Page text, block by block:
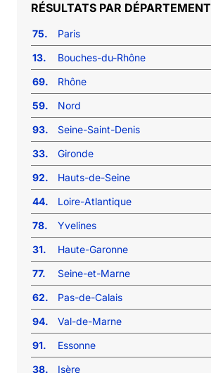
RÉSULTATS PAR DÉPARTEMENT
75.
Paris
13.
Bouches-du-Rhône
69.
Rhône
59.
Nord
93.
Seine-Saint-Denis
33.
Gironde
92.
Hauts-de-Seine
44.
Loire-Atlantique
78.
Yvelines
31.
Haute-Garonne
77.
Seine-et-Marne
62.
Pas-de-Calais
94.
Val-de-Marne
91.
Essonne
38.
Isère